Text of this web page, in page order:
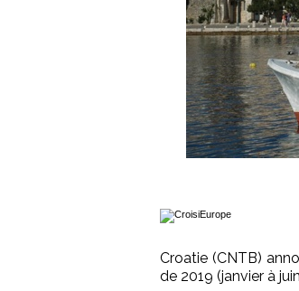
Croatie (CNTB)
de 2019 (janvier à